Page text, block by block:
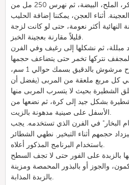
(أو نضيف الجافة)، السكر، الملح، البيضة، ثم نهرس 250 مل من
أثناء العجن، يمكننا إضافة الحليب
النهائية أكثر نعومة، حتى لو كانت لزجة
قليلاً مقارنة بعجينة الخبز.
مبللة، ثم نشكلها إلى رغيف وفي الفرن
نمد العجينة المختمرة على لوح مرشوش بالدقيق بسمك حوالي 1 سم،
كل مربع ملعقة من المربى (يفضل أن
بشكل جيد إلى كرة، ثم نضعها من
الأسفل على صينية مدهونة بالزيت.
البخار" في الفرن الذي تستخدمه. يجب
حجمهم أثناء التبخير. نطهي الشطائر
باستخدام البرنامج المذكور أعلاه.
والجوز أو بالبذور المحمصة ومزينة
بالزبدة المذابة.